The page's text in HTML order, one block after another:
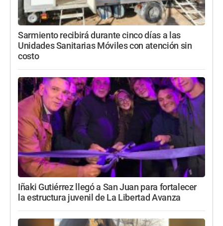
Sarmiento recibirá durante cinco días a las
Unidades Sanitarias Móviles con atención sin
costo
Iñaki Gutiérrez llegó a San Juan para fortalecer
la estructura juvenil de La Libertad Avanza